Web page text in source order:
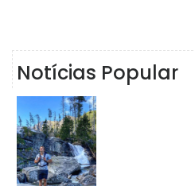
Notícias Popular